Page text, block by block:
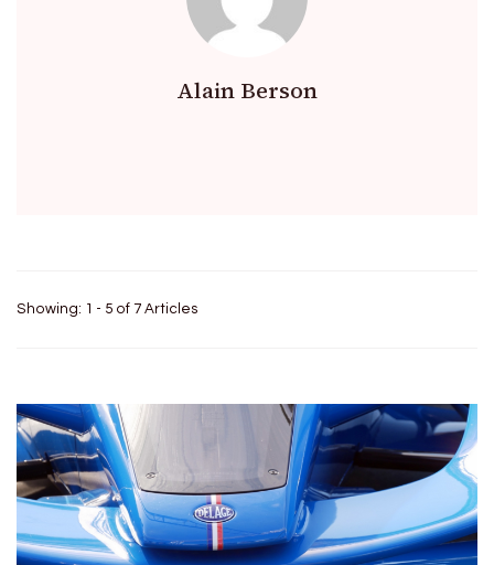
Alain Berson
Showing: 1 - 5 of 7 Articles